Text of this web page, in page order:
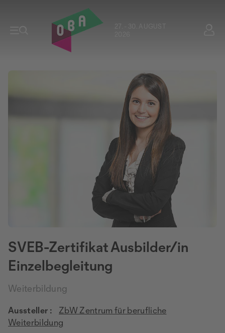
27. - 30. AUGUST
SVEB-Zertifikat Ausbilder/in
Einzelbegleitung
Weiterbildung
Aussteller :
ZbW Zentrum für berufliche
Weiterbildung